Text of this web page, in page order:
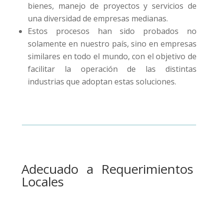
bienes, manejo de proyectos y servicios de
una diversidad de empresas medianas.
Estos procesos han sido probados no
solamente en nuestro país, sino en empresas
similares en todo el mundo, con el objetivo de
facilitar la operación de las distintas
industrias que adoptan estas soluciones.
Adecuado a Requerimientos
Locales